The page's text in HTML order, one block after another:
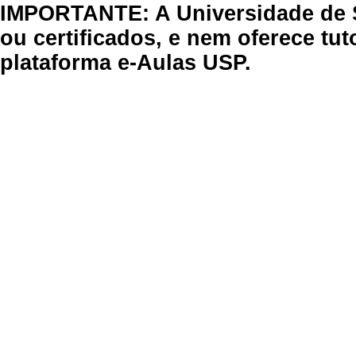
IMPORTANTE: A Universidade
ou certificados, e nem oferece
plataforma e-Aulas USP.